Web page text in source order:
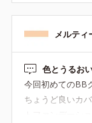
メルティ
色とうるお
今回初めてのBB
ちょうど良いカ